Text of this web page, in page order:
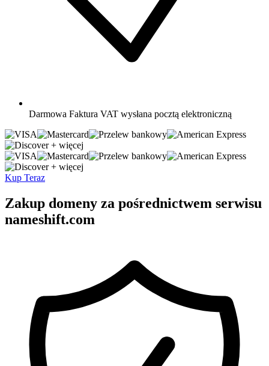
Darmowa Faktura VAT wysłana pocztą elektroniczną
+ więcej
+ więcej
Kup Teraz
Zakup domeny za pośrednictwem serwisu
nameshift.com